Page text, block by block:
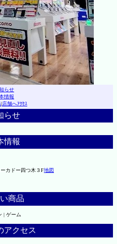
らせ
情報
|店舗へｱｸｾｽ
らせ
情報
カドー四つ木３F地図
商品
| ゲーム
アクセス